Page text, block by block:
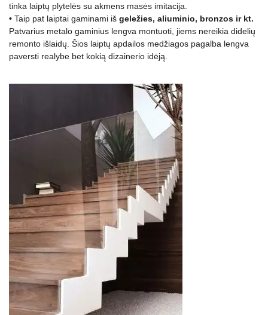
tinka laiptų plytelės su akmens masės imitacija.
• Taip pat laiptai gaminami iš geležies, aliuminio, bronzos ir kt.
Patvarius metalo gaminius lengva montuoti, jiems nereikia didelių
remonto išlaidų. Šios laiptų apdailos medžiagos pagalba lengva
paversti realybe bet kokią dizainerio idėją.